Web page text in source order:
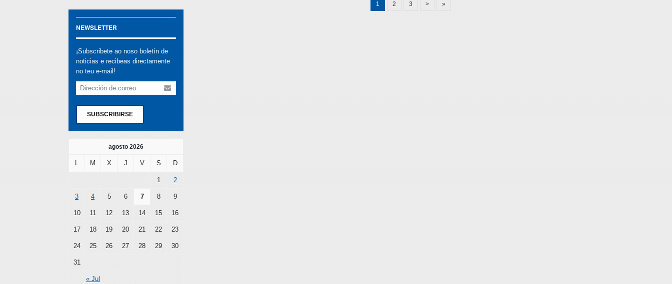
1 2 3 > »
NEWSLETTER
¡Subscribete ao noso boletín de
noticias e recibeas directamente
no teu e-mail!
SUBSCRIBIRSE
agosto 2026
L M X J V S D
« Jul
1 2
3 4 5 6 7 8 9
10 11 12 13 14 15 16
17 18 19 20 21 22 23
24 25 26 27 28 29 30
31